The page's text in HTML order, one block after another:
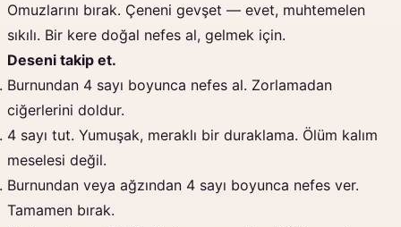
Omuzlarını bırak. Çeneni gevşet — evet, muhtemelen
sıkılı. Bir kere doğal nefes al, gelmek için.
Deseni takip et.
Burnundan 4 sayı boyunca nefes al. Zorlamadan
ciğerlerini doldur.
4 sayı tut. Yumuşak, meraklı bir duraklama. Ölüm kalım
meselesi değil.
Burnundan veya ağzından 4 sayı boyunca nefes ver.
Tamamen bırak.